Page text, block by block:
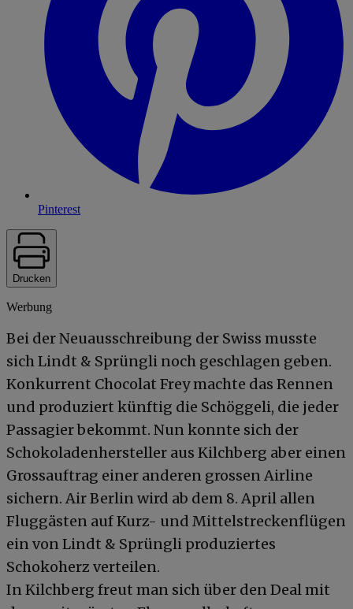
Pinterest
Drucken
Werbung
Bei der Neuausschreibung der Swiss musste
sich Lindt & Sprüngli noch geschlagen geben.
Konkurrent Chocolat Frey machte das Rennen
und produziert künftig die Schöggeli, die jeder
Passagier bekommt. Nun konnte sich der
Schokoladenhersteller aus Kilchberg aber einen
Grossauftrag einer anderen grossen Airline
sichern. Air Berlin wird ab dem 8. April allen
Fluggästen auf Kurz- und Mittelstreckenflügen
ein von Lindt & Sprüngli produziertes
Schokoherz verteilen.
In Kilchberg freut man sich über den Deal mit